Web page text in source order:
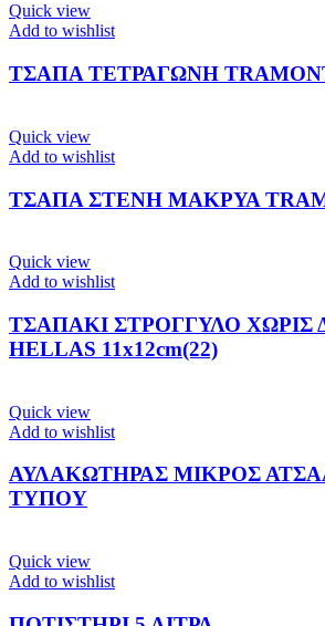
Quick view
Add to wishlist
ΤΣΑΠΑ ΤΕΤΡΑΓΩΝΗ
Quick view
Add to wishlist
ΤΣΑΠΑ ΣΤΕΝΗ ΜΑΚΡΥΑ
Quick view
Add to wishlist
ΤΣΑΠΑΚΙ ΣΤΡΟΓΓΥΛΟ ΧΩΡΙΣ
HELLAS 11x12cm(22)
Quick view
Add to wishlist
ΑΥΛΑΚΩΤΗΡΑΣ ΜΙΚΡΟΣ
ΤΥΠΟΥ
Quick view
Add to wishlist